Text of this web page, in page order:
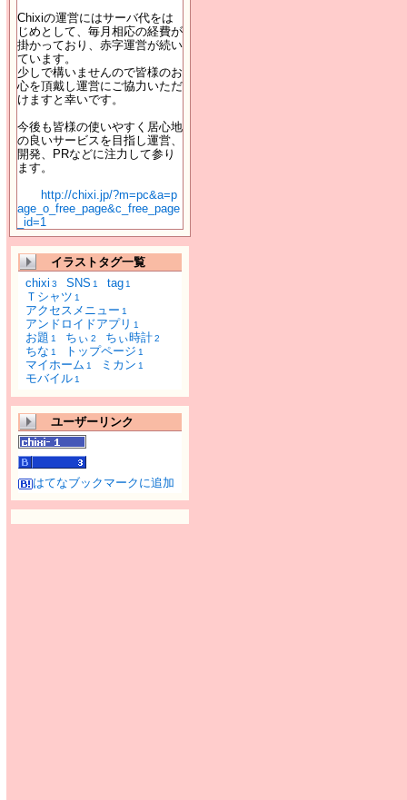
Chixiの運営にはサーバ代をは
じめとして、毎月相応の経費が
掛かっており、赤字運営が続い
ています。
少しで構いませんので皆様のお
心を頂戴し運営にご協力いただ
けますと幸いです。
今後も皆様の使いやすく居心地
の良いサービスを目指し運営、
開発、PRなどに注力して参り
ます。
http://chixi.jp/?m=pc&a=p
age_o_free_page&c_free_page
_id=1
イラストタグ一覧
chixi 3 SNS 1 tag 1
Ｔシャツ 1
アクセスメニュー 1
アンドロイドアプリ 1
お題 1 ちぃ 2 ちぃ時計2
ちな 1 トップページ 1
マイホーム 1 ミカン 1
モバイル 1
ユーザーリンク
はてなブックマークに追加